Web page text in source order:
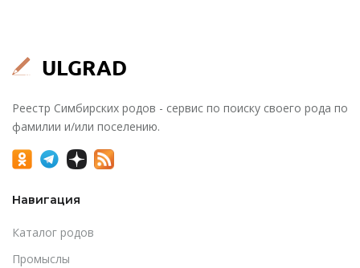
Реестр Симбирских родов - сервис по поиску своего рода по
фамилии и/или поселению.
Навигация
Каталог родов
Промыслы